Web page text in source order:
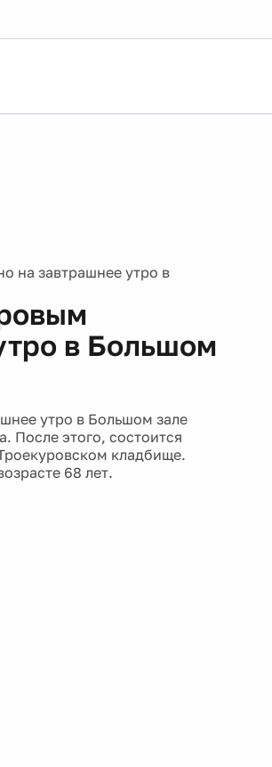
на завтрашнее утро в
в Большом
утро в Большом зале
После этого, состоится
кладбище.
68 лет.